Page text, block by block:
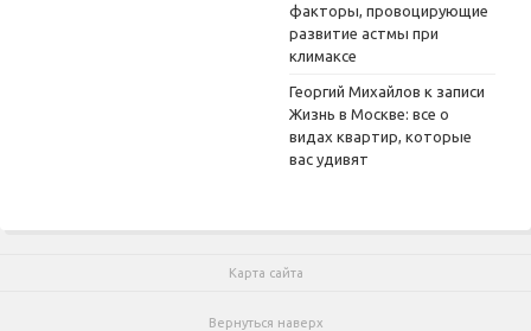
факторы, провоцирующие
развитие астмы при
климаксе
Георгий Михайлов к записи
Жизнь в Москве: все о
видах квартир, которые
вас удивят
Карта сайта
Вернуться наверх